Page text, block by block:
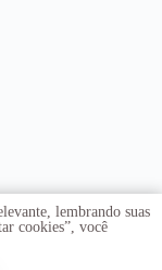
lembrando suas
cookies”, você